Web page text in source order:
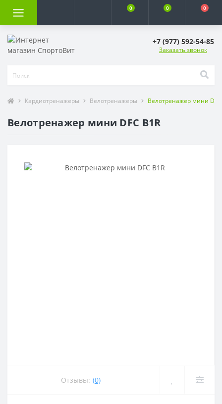
0 0 0
+7 (977) 592-54-85
Заказать звонок
Кардиотренажеры Велотренажеры Велотренажер мини DFC
Велотренажер мини DFC B1R
Отзывы: (0)